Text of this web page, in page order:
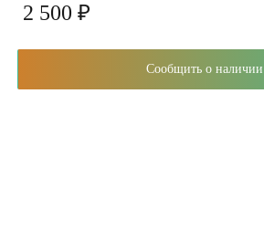
2 500 ₽
Сообщить о наличии